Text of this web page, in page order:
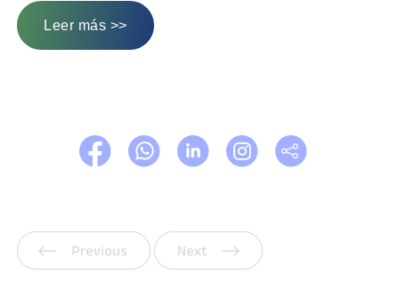
Leer más >>
Anterior